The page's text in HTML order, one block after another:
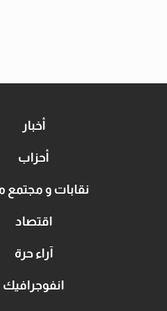
أخبار
أحزاب
نقابات و مجتمع
اقتصاد
آراء حرة
انفوجرافيك